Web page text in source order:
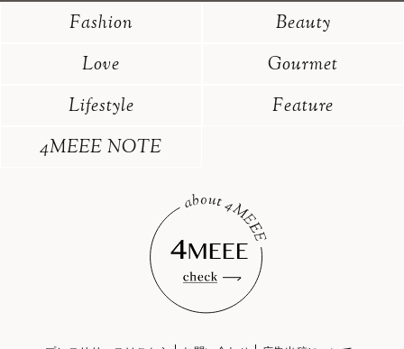
Fashion
Beauty
Love
Gourmet
Lifestyle
Feature
4MEEE NOTE